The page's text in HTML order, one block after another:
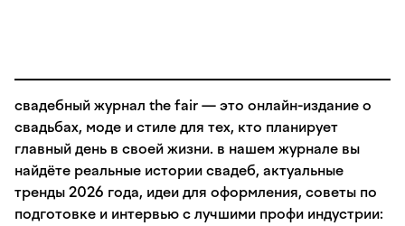
свадебный журнал the fair — это онлайн-издание о
свадьбах, моде и стиле для тех, кто планирует
главный день в своей жизни. в нашем журнале вы
найдёте реальные истории свадеб, актуальные
тренды 2026 года, идеи для оформления, советы по
подготовке и интервью с лучшими профи индустрии: